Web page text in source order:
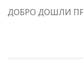
ДОБРО ДОШЛИ